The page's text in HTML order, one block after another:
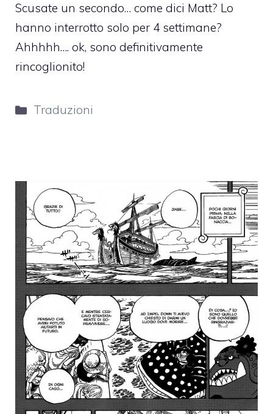
Scusate un secondo… come dici Matt? Lo
hanno interrotto solo per 4 settimane?
Ahhhhh…. ok, sono definitivamente
rincoglionito!
Categorie
Traduzioni